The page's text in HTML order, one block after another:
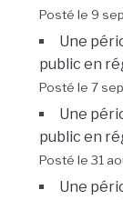
Posté le 9
Une
public en
Posté le 7
Une
public en
Posté le 31
Une